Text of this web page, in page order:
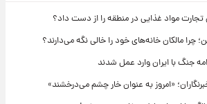
تجارت مواد غذایی در منطقه را از دست داد؟
چرا مالکان خانه‌های خود را خالی نگه می‌دارند؟
«امروز به عنوان خار چشم می‌درخشند»